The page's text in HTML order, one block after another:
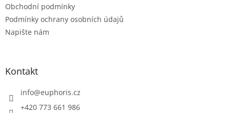
Obchodní podmínky
Podmínky ochrany osobních údajů
Napište nám
Kontakt
info@euphoris.cz
+420 773 661 986